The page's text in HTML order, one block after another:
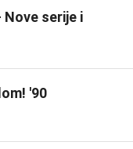
Nove serije i
'90